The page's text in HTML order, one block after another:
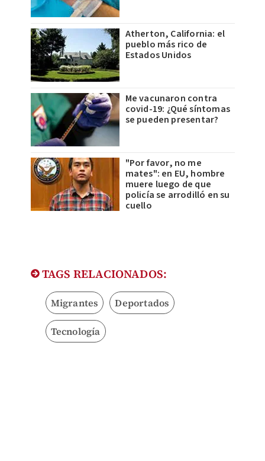
Atherton, California: el
pueblo más rico de
Estados Unidos
Me vacunaron contra
covid-19: ¿Qué síntomas
se pueden presentar?
"Por favor, no me
mates": en EU, hombre
muere luego de que
policía se arrodilló en su
cuello
TAGS RELACIONADOS:
Migrantes Deportados
Tecnología